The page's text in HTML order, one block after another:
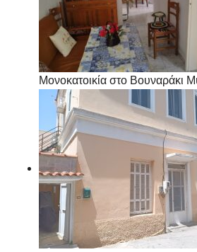
Μονοκατοικία στο Βουναράκι